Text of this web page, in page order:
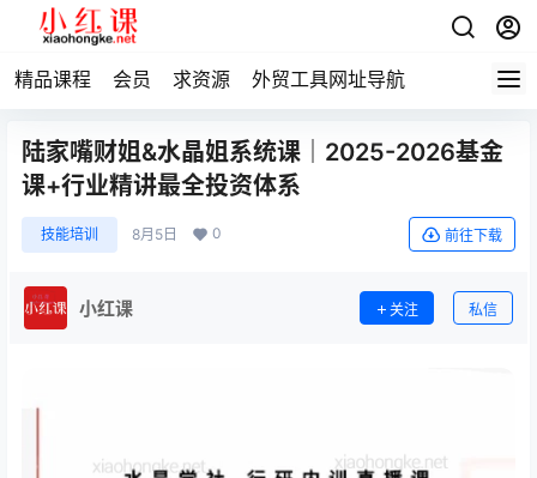
精品课程 会员 求资源 外贸工具网址导航
陆家嘴财姐&水晶姐系统课｜2025-2026基金
课+行业精讲最全投资体系
技能培训 8月5日 0 前往下载
小红课 关注 私信